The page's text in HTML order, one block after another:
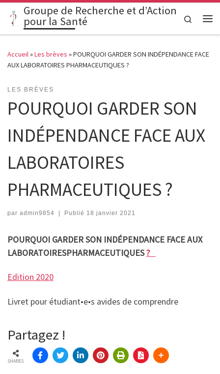
Passer au contenu
Groupe de Recherche et d’Action
pour la Santé
Search
Accueil»Les brèves »POURQUOI GARDER SON INDÉPENDANCE FACE
AUX LABORATOIRES PHARMACEUTIQUES ?
LES BRÈVES
POURQUOI GARDER SON
INDÉPENDANCE FACE AUX
LABORATOIRES
PHARMACEUTIQUES ?
par admin9854 Publié 18 janvier 2021
POURQUOI GARDER SON INDÉPENDANCE FACE AUX
LABORATOIRESPHARMACEUTIQUES?
Edition 2020
Livret pour étudiant•e•s avides de comprendre
Partagez !
SHARES